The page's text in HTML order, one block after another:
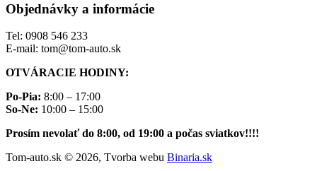
Objednávky a informácie
Tel: 0908 546 233
E-mail: tom@tom-auto.sk
OTVÁRACIE HODINY:
Po-Pia: 8:00 – 17:00
So-Ne: 10:00 – 15:00
Prosím nevolať do 8:00, od 19:00 a počas sviatkov!!!!
Tom-auto.sk © 2026, Tvorba webu Binaria.sk